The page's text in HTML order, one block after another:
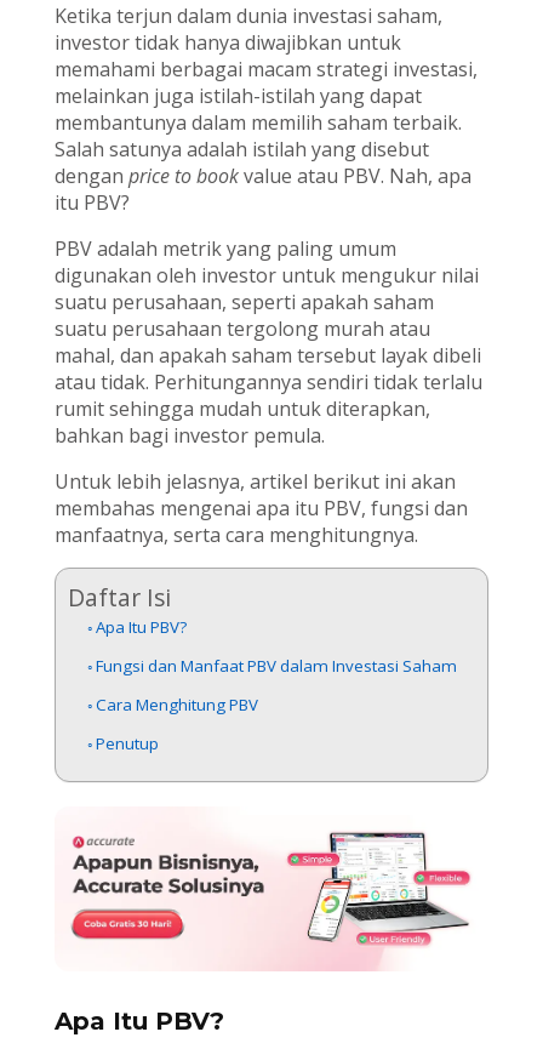
Ketika terjun dalam dunia investasi saham,
investor tidak hanya diwajibkan untuk
memahami berbagai macam strategi investasi,
melainkan juga istilah-istilah yang dapat
membantunya dalam memilih saham terbaik.
Salah satunya adalah istilah yang disebut
dengan price to bookvalue atau PBV. Nah, apa
itu PBV?
PBV adalah metrik yang paling umum
digunakan oleh investor untuk mengukur nilai
suatu perusahaan, seperti apakah saham
suatu perusahaan tergolong murah atau
mahal, dan apakah saham tersebut layak dibeli
atau tidak. Perhitungannya sendiri tidak terlalu
rumit sehingga mudah untuk diterapkan,
bahkan bagi investor pemula.
Untuk lebih jelasnya, artikel berikut ini akan
membahas mengenai apa itu PBV, fungsi dan
manfaatnya, serta cara menghitungnya.
Daftar Isi
Apa Itu PBV?
Fungsi dan Manfaat PBV dalam Investasi Saham
Cara Menghitung PBV
Penutup
Apa Itu PBV?